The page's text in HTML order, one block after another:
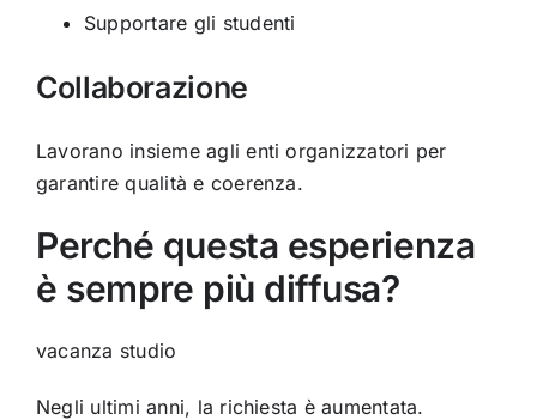
Supportare gli studenti
Collaborazione
Lavorano insieme agli enti organizzatori per
garantire qualità e coerenza.
Perché questa esperienza
è sempre più diffusa?
vacanza studio
Negli ultimi anni, la richiesta è aumentata.